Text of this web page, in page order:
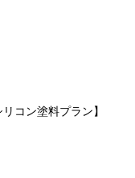
コン塗料プラン】